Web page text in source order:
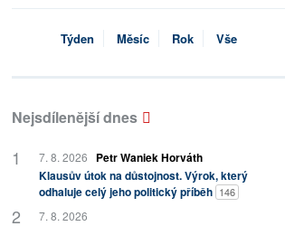
Týden Měsíc Rok Vše
Nejsdílenější dnes
7. 8. 2026
Petr Waniek Horváth
Klausův útok na důstojnost. Výrok, který
odhaluje celý jeho politický příběh 146
7. 8. 2026